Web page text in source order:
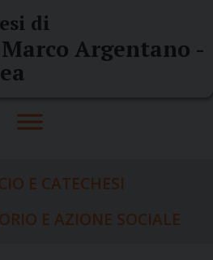
di
Argentano -
E CATECHESI
E AZIONE SOCIALE